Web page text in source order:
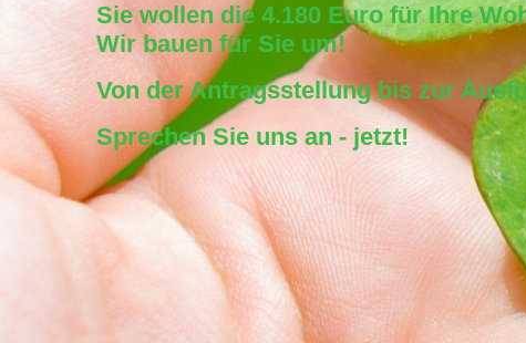
Sie wollen die 4.180 Euro für Ihre
Wir bauen für Sie um!
Von der Antragsstellung bis zur
Sprechen Sie uns an - jetzt!